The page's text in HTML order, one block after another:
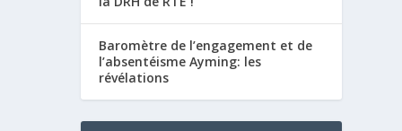
Baromètre de l’engagement et de
l’absentéisme Ayming: les
révélations